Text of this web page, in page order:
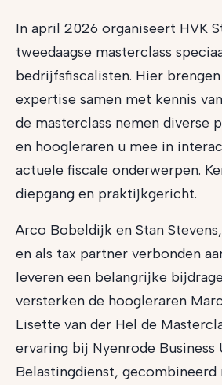
In april 2026 organiseert HVK
tweedaagse masterclass
bedrijfsfiscalisten. Hier
expertise samen met kennis
de masterclass nemen diverse
en hoogleraren u mee in
actuele fiscale onderwerpen.
diepgang en praktijkgericht.
Arco Bobeldijk en Stan
en als tax partner verbonden
leveren een belangrijke
versterken de hoogleraren
Lisette van der Hel de
ervaring bij Nyenrode
Belastingdienst, gecombineerd